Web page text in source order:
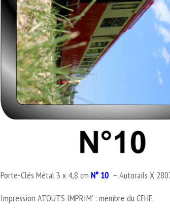
Porte-Clés Métal 3 x 4,8 cmN° 10 – Autorails X
Impression ATOUTS IMPRIM’ : membre du CFHF.